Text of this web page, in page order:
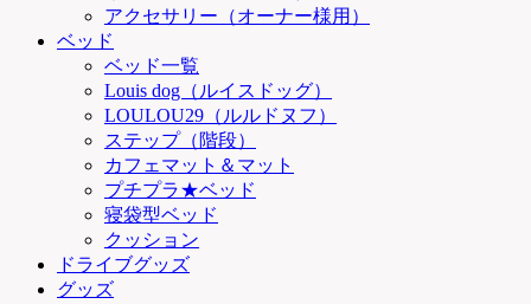
アクセサリー（オーナー様用）
ベッド
ベッド一覧
Louis dog（ルイスドッグ）
LOULOU29（ルルドヌフ）
ステップ（階段）
カフェマット＆マット
プチプラ★ベッド
寝袋型ベッド
クッション
ドライブグッズ
グッズ